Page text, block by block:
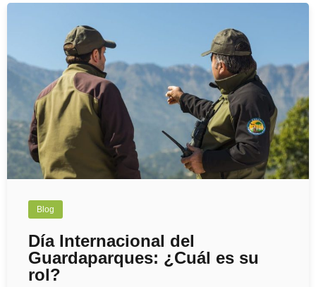
Blog
Día Internacional del
Guardaparques: ¿Cuál es su
rol?